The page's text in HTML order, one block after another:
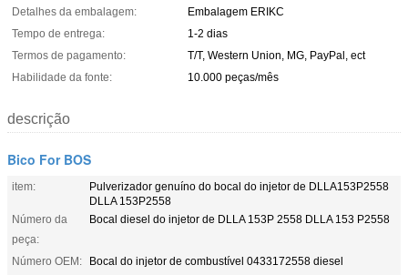
Detalhes da embalagem:
Embalagem ERIKC
Tempo de entrega:
1-2 dias
Termos de pagamento:
T/T, Western Union, MG, PayPal, ect
Habilidade da fonte:
10.000 peças/mês
descrição
Bico For BOS
item:
Pulverizador genuíno do bocal do injetor de DLLA153P2558
DLLA 153P2558
Número da
peça:
Bocal diesel do injetor de DLLA 153P 2558 DLLA 153 P2558
Número OEM:
Bocal do injetor de combustível 0433172558 diesel